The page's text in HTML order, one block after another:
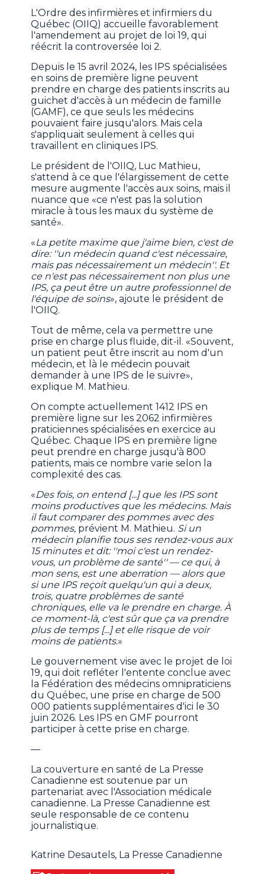
L'Ordre des infirmières et infirmiers du
Québec (OIIQ) accueille favorablement
l'amendement au projet de loi 19, qui
réécrit la controversée loi 2.
Depuis le 15 avril 2024, les IPS spécialisées
en soins de première ligne peuvent
prendre en charge des patients inscrits au
guichet d'accès à un médecin de famille
(GAMF), ce que seuls les médecins
pouvaient faire jusqu'alors. Mais cela
s'appliquait seulement à celles qui
travaillent en cliniques IPS.
Le président de l'OIIQ, Luc Mathieu,
s'attend à ce que l'élargissement de cette
mesure augmente l'accès aux soins, mais il
nuance que «ce n'est pas la solution
miracle à tous les maux du système de
santé».
«La petite maxime que j'aime bien, c'est de
dire: ''un médecin quand c'est nécessaire,
mais pas nécessairement un médecin''. Et
ce n'est pas nécessairement non plus une
IPS, ça peut être un autre professionnel de
l'équipe de soins», ajoute le président de
l'OIIQ.
Tout de même, cela va permettre une
prise en charge plus fluide, dit-il. «Souvent,
un patient peut être inscrit au nom d'un
médecin, et là le médecin pouvait
demander à une IPS de le suivre»,
explique M. Mathieu.
On compte actuellement 1412 IPS en
première ligne sur les 2062 infirmières
praticiennes spécialisées en exercice au
Québec. Chaque IPS en première ligne
peut prendre en charge jusqu'à 800
patients, mais ce nombre varie selon la
complexité des cas.
«Des fois, on entend [...] que les IPS sont
moins productives que les médecins. Mais
il faut comparer des pommes avec des
pommes, prévient M. Mathieu. Si un
médecin planifie tous ses rendez-vous aux
15 minutes et dit: ''moi c'est un rendez-
vous, un problème de santé'' — ce qui, à
mon sens, est une aberration — alors que
si une IPS reçoit quelqu'un qui a deux,
trois, quatre problèmes de santé
chroniques, elle va le prendre en charge. À
ce moment-là, c'est sûr que ça va prendre
plus de temps [...] et elle risque de voir
moins de patients.»
Le gouvernement vise avec le projet de loi
19, qui doit refléter l'entente conclue avec
la Fédération des médecins omnipraticiens
du Québec, une prise en charge de 500
000 patients supplémentaires d'ici le 30
juin 2026. Les IPS en GMF pourront
participer à cette prise en charge.
—
La couverture en santé de La Presse
Canadienne est soutenue par un
partenariat avec l'Association médicale
canadienne. La Presse Canadienne est
seule responsable de ce contenu
journalistique.
Katrine Desautels, La Presse Canadienne